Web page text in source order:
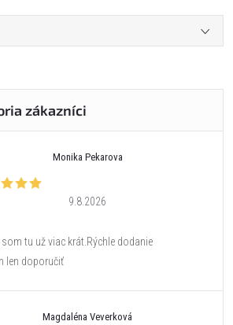
Monika Pekarova
9.8.2026
tu už viac krát.Rýchle dodanie
len doporučiť
Magdaléna Veverková